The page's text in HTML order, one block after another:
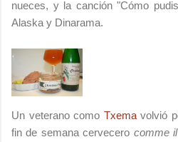
nueces, y la canción "Cómo
Alaska y Dinarama.
Un veterano como Txemavolvió
fin de semana cervecero comme